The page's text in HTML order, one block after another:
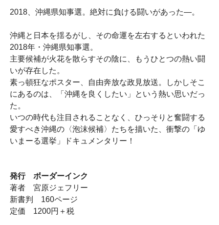
2018、沖縄県知事選。絶対に負ける闘いがあった—。
沖縄と日本を揺るがし、その命運を左右するといわれた
2018年・沖縄県知事選。
主要候補が火花を散らすその陰に、もうひとつの熱い闘
いが存在した。
素っ頓狂なポスター、自由奔放な政見放送。しかしそこ
にあるのは、「沖縄を良くしたい」という熱い思いだっ
た。
いつの時代も注目されることなく、ひっそりと奮闘する
愛すべき沖縄の〈泡沫候補〉たちを描いた、衝撃の「ゆ
いまーる選挙」ドキュメンタリー！
発行 ボーダーインク
著者 宮原ジェフリー
新書判 160ページ
定価 1200円＋税